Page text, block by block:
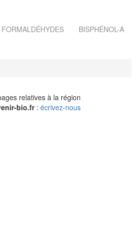
FORMALDÉHYDES BISPHÉNOL-A
relatives à la région
bio.fr: écrivez-nous